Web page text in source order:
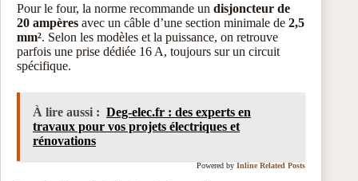
Pour le four, la norme recommande un disjoncteur de
20 ampères avec un câble d’une section minimale de 2,5
mm². Selon les modèles et la puissance, on retrouve
parfois une prise dédiée 16 A, toujours sur un circuit
spécifique.
À lire aussi : Deg-elec.fr : des experts en
travaux pour vos projets électriques et
rénovations
Powered by Inline Related Posts